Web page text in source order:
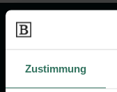
Zustimmung
Wir sind Ihr
um das
Vorsorge.